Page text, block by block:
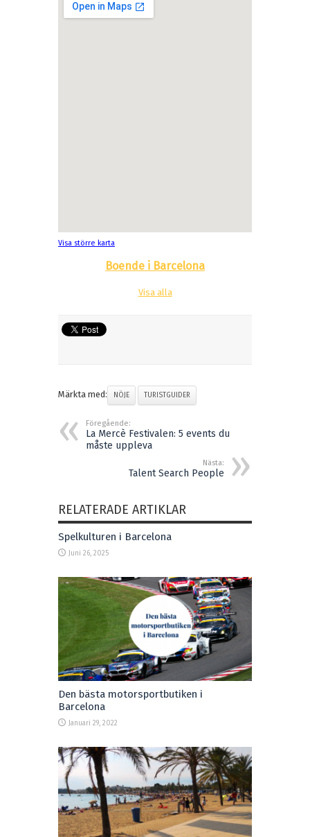
Visa större karta
Boende i Barcelona
Visa alla
Märkta med: NÖJE TURISTGUIDER
Föregående:
La Mercè Festivalen: 5 events du
måste uppleva
Nästa:
Talent Search People
RELATERADE ARTIKLAR
Spelkulturen i Barcelona
Juni 26, 2025
Den bästa motorsportbutiken i
Barcelona
Januari 29, 2022